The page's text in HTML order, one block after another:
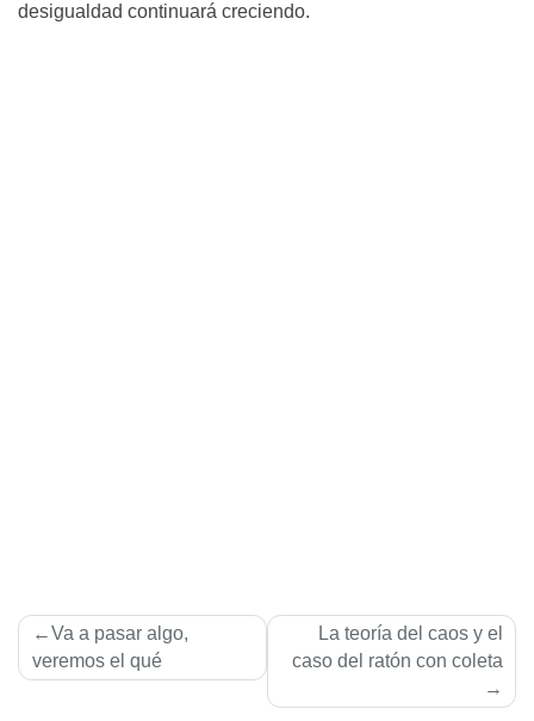
desigualdad continuará creciendo.
Navegación
de
Va a pasar algo,
veremos el qué
La teorí­a del caos y el
caso del ratón con coleta